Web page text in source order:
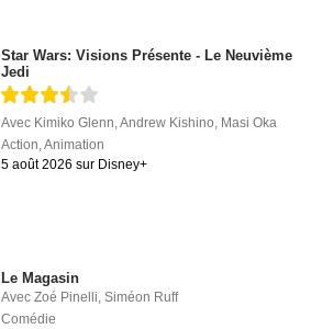
Star Wars: Visions Présente - Le Neuvième
Jedi
Avec Kimiko Glenn,Andrew Kishino, Masi Oka
Action,Animation
5 août 2026 sur Disney+
Le Magasin
AvecZoé Pinelli,Siméon Ruff
Comédie